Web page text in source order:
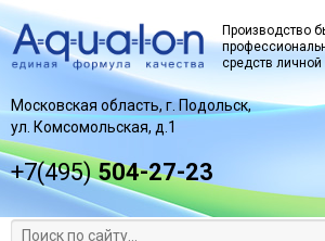
Производство
средств личной
Московская область, г. Подольск,
ул. Комсомольская, д.1
+7(495)504-27-23